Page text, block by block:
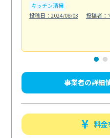
キッチン清掃
投稿日：2024/08/03
投稿者：
事業者の詳細
料金